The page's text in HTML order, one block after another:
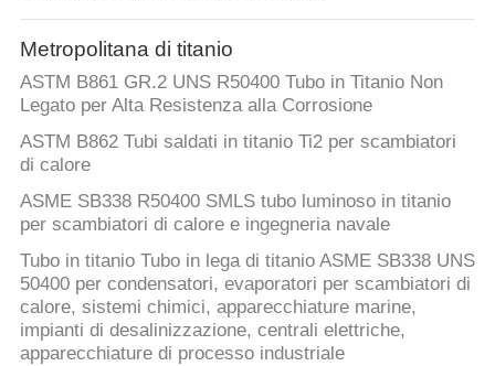
Metropolitana di titanio
ASTM B861 GR.2 UNS R50400 Tubo in Titanio Non
Legato per Alta Resistenza alla Corrosione
ASTM B862 Tubi saldati in titanio Ti2 per scambiatori
di calore
ASME SB338 R50400 SMLS tubo luminoso in titanio
per scambiatori di calore e ingegneria navale
Tubo in titanio Tubo in lega di titanio ASME SB338 UNS
50400 per condensatori, evaporatori per scambiatori di
calore, sistemi chimici, apparecchiature marine,
impianti di desalinizzazione, centrali elettriche,
apparecchiature di processo industriale